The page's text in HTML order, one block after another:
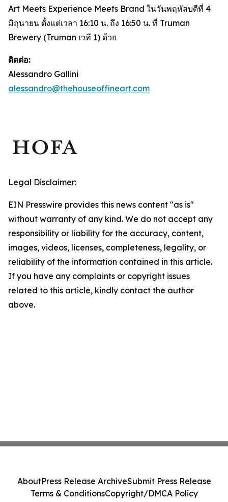
Art Meets Experience Meets Brand ในวันพฤหัสบดีที่ 4
มิถุนายน ตั้งแต่เวลา 16:10 น. ถึง 16:50 น. ที่ Truman
Brewery (Truman เวที 1) ด้วย
ติดต่อ:
Alessandro Gallini
alessandro@thehouseoffineart.com
Legal Disclaimer:
EIN Presswire provides this news content "as is"
without warranty of any kind. We do not accept any
responsibility or liability for the accuracy, content,
images, videos, licenses, completeness, legality, or
reliability of the information contained in this article.
If you have any complaints or copyright issues
related to this article, kindly contact the author
above.
AboutPress Release ArchiveSubmit Press Release
Terms & ConditionsCopyright/DMCA Policy